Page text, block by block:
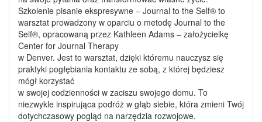
Szkolenie pisanie ekspresywne – Journal to the Self® to
warsztat prowadzony w oparciu o metodę Journal to the
Self®, opracowaną przez Kathleen Adams – założycielkę
Center for Journal Therapy
w Denver. Jest to warsztat, dzięki któremu nauczysz się
praktyki pogłębiania kontaktu ze sobą, z której będziesz
mógł korzystać
w swojej codzienności w zaciszu swojego domu. To
niezwykle inspirująca podróż w głąb siebie, która zmieni Twój
dotychczasowy pogląd na narzędzia rozwojowe.